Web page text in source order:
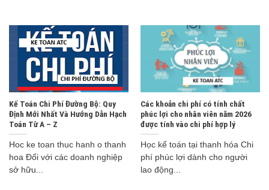
Kế Toán Chi Phí Đường Bộ: Quy
Định Mới Nhất Và Hướng Dẫn Hạch
Toán Từ A – Z
Hoc ke toan thuc hanh o thanh
hoa Đối với các doanh nghiệp
sở hữu...
Các khoản chi phí có tính chất
phúc lợi cho nhân viên năm 2026
được tính vào chi phí hợp lý
Học kế toán tại thanh hóa Chi
phí phúc lợi dành cho người
lao động...